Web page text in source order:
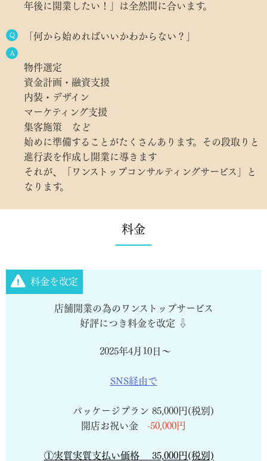
年後に開業したい！」は全然間に合います。
Q 「何から始めればいいかわからない？」
A
物件選定
資金計画・融資支援
内装・デザイン
マーケティング支援
集客施策 など
始めに準備することがたくさんあります。その段取りと
進行表を作成し開業に導きます
それが、「ワンストップコンサルティングサービス」と
なります。
料金
料金を改定
店舗開業の為のワンストップサービス
好評につき料金を改定 ⇩
2025年4月10日～
SNS経由で
パッケージプラン 85,000円(税別)
開店お祝い金 -50,000円
①実質実質支払い価格 35,000円(税別)